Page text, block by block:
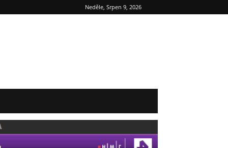
Neděle, Srpen 9, 2026